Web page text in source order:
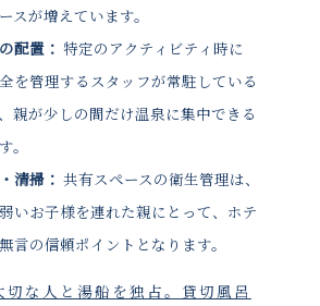
スが増えています。
配置： 特定のアクティビティ時に
を管理するスタッフが常駐している
親が少しの間だけ温泉に集中できる
。
清掃： 共有スペースの衛生管理は、
いお子様を連れた親にとって、ホテ
言の信頼ポイントとなります。
切な人と湯船を独占。貸切風呂